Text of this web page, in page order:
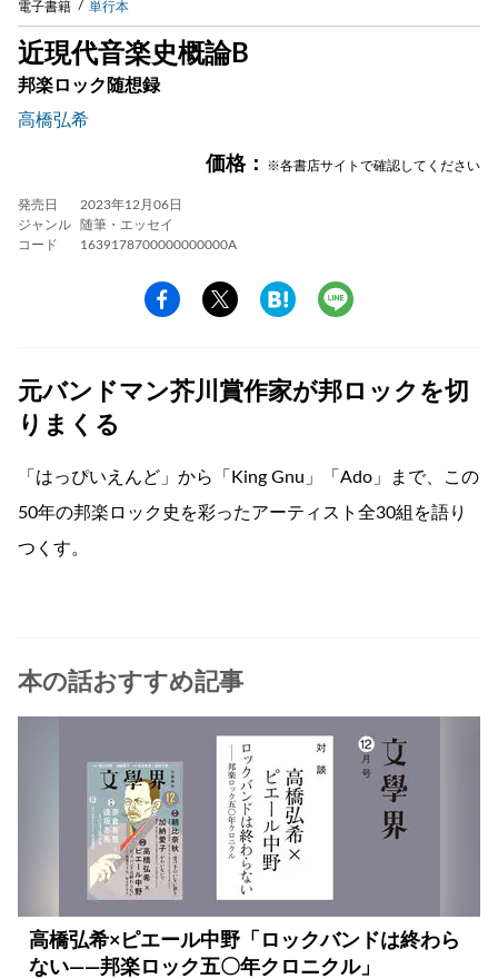
電子書籍 単行本
近現代音楽史概論B
邦楽ロック随想録
高橋弘希
価格： ※各書店サイトで確認してください
発売日
2023年12月06日
ジャンル
随筆・エッセイ
コード
1639178700000000000A
元バンドマン芥川賞作家が邦ロックを切
りまくる
「はっぴいえんど」から「King Gnu」「Ado」まで、この
50年の邦楽ロック史を彩ったアーティスト全30組を語り
つくす。
本の話おすすめ記事
高橋弘希×ピエール中野「ロックバンドは終わら
ない――邦楽ロック五〇年クロニクル」